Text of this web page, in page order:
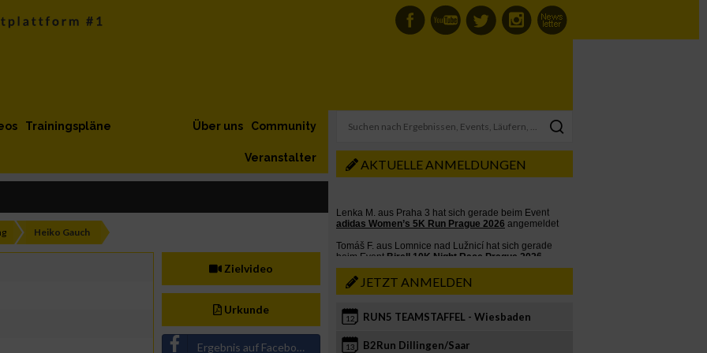
Trainingspläne Community
Über uns
Veranstalter
Heiko Gauch
Zielvideo
Urkunde
Ergebnis auf Facebook teilen
AKTUELLE ANMELDUNGEN
JETZT ANMELDEN
12 RUN5 TEAMSTAFFEL - Wiesbaden
13 B2Run Dillingen/Saar